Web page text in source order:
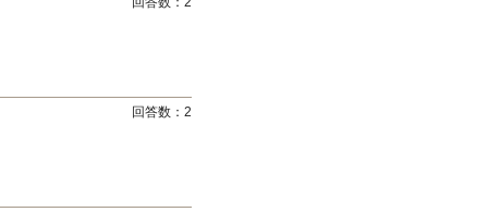
回答数： 2